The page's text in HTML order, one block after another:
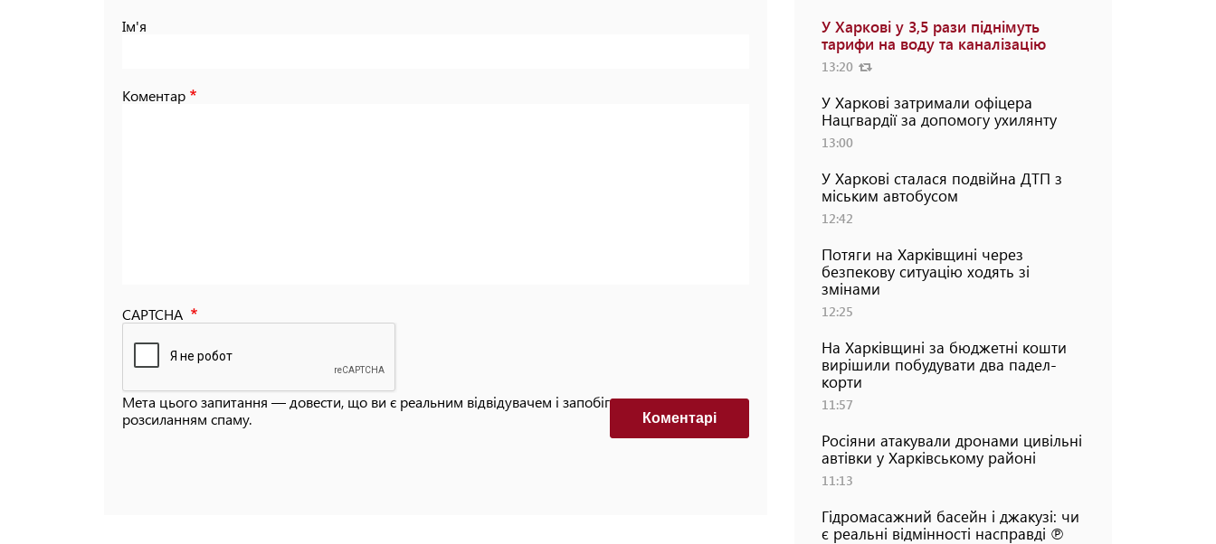
Ім'я
Коментар
CAPTCHA
Мета цього запитання — довести, що ви є реальним відвідувачем і запобігти автоматизованим
розсиланням спаму.
Коментарi
У Харкові у 3,5 рази піднімуть
тарифи на воду та каналізацію
13:20
У Харкові затримали офіцера
Нацгвардії за допомогу ухилянту
13:00
У Харкові сталася подвійна ДТП з
міським автобусом
12:42
Потяги на Харківщині через
безпекову ситуацію ходять зі
змінами
12:25
На Харківщині за бюджетні кошти
вирішили побудувати два падел-
корти
11:57
Росіяни атакували дронами цивільні
автівки у Харківському районі
11:13
Гідромасажний басейн і джакузі: чи
є реальні відмінності насправді ℗